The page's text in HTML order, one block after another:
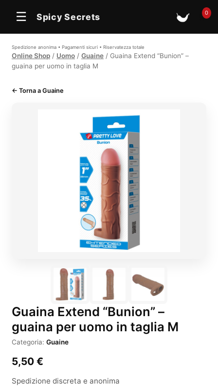
☰ Spicy Secrets 🛒0
Spedizione anonima • Pagamenti sicuri • Riservatezza totale
Online Shop / Uomo / Guaine / Guaina Extend “Bunion” –
guaina per uomo in taglia M
← Torna a Guaine
Guaina Extend “Bunion” –
guaina per uomo in taglia M
Categoria: Guaine
5,50 €
Spedizione discreta e anonima